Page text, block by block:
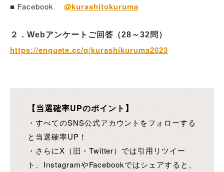
■ Facebook @kurashitokuruma
２．Webアンケートご回答（28～32問）
https://enquete.cc/q/kurashikuruma2023
【当選確率UPのポイント】
・すべてのSNS公式アカウントをフォローする
と当選確率UP！
・さらにX（旧・Twitter）では引用リツイー
ト、InstagramやFacebookではシェアすると、